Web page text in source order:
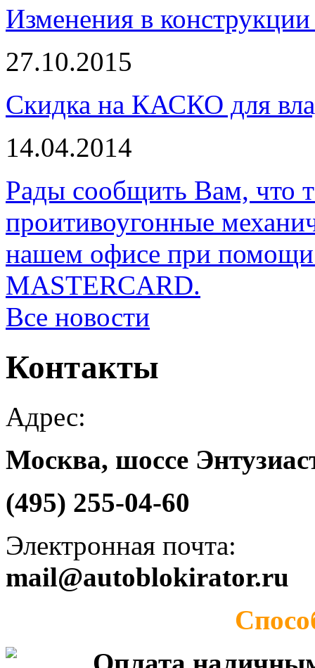
Изменения в
27.10.2015
Скидка на КАСКО для
14.04.2014
Рады сообщить Вам, что
проитивоугонные
нашем офисе при помощи
MASTERCARD.
Все новости
Контакты
Адрес:
Москва, шоссе
(495) 255-04-60
Электронная почта:
mail@autoblokirator.ru